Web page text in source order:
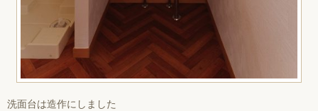
洗面台は造作にしました